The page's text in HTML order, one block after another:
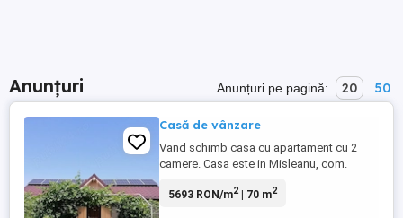
Anunțuri Anunțuri pe pagină: 20 50
Casă de vânzare
Vand schimb casa cu apartament cu 2
camere. Casa este in Misleanu, com.
aproape de pășune posibilitate de a
5693 RON/m2| 70 m2